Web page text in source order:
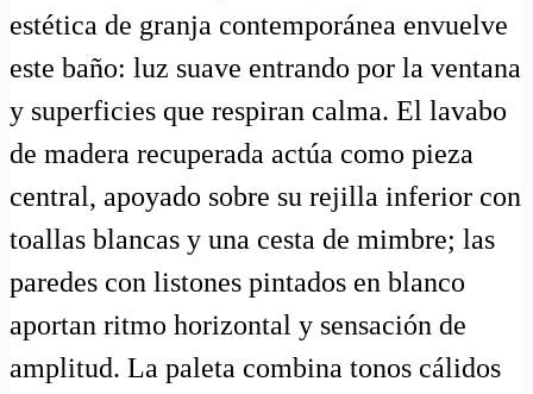
estética de granja contemporánea envuelve
este baño: luz suave entrando por la ventana
y superficies que respiran calma. El lavabo
de madera recuperada actúa como pieza
central, apoyado sobre su rejilla inferior con
toallas blancas y una cesta de mimbre; las
paredes con listones pintados en blanco
aportan ritmo horizontal y sensación de
amplitud. La paleta combina tonos cálidos